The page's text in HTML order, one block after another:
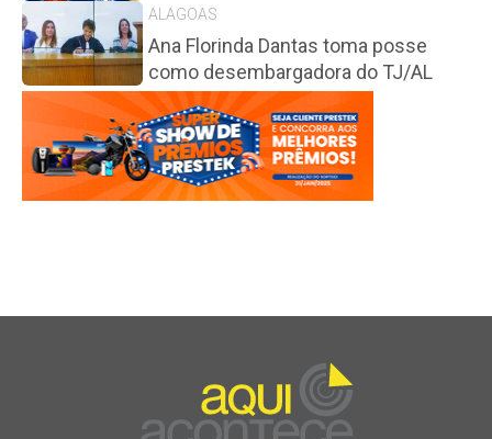
ALAGOAS
Ana Florinda Dantas toma posse
como desembargadora do TJ/AL